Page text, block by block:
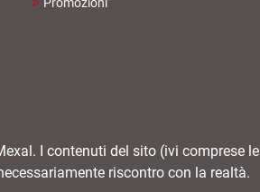
Promozioni
I contenuti del sito (ivi comprese
riscontro con la realtà.